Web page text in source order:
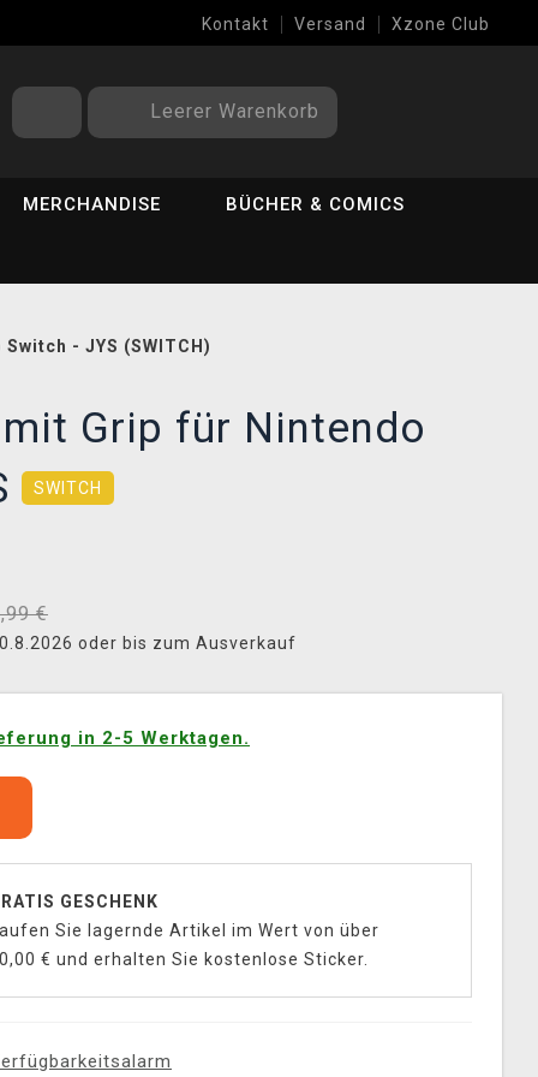
Kontakt Versand Xzone Club
Leerer Warenkorb
MERCHANDISE BÜCHER & COMICS
- JYS (SWITCH)
Grip für Nintendo
SWITCH
€
oder bis zum Ausverkauf
in 2-5 Werktagen.
GESCHENK
Sie lagernde Artikel im Wert von über
€ und erhalten Sie kostenlose Sticker.